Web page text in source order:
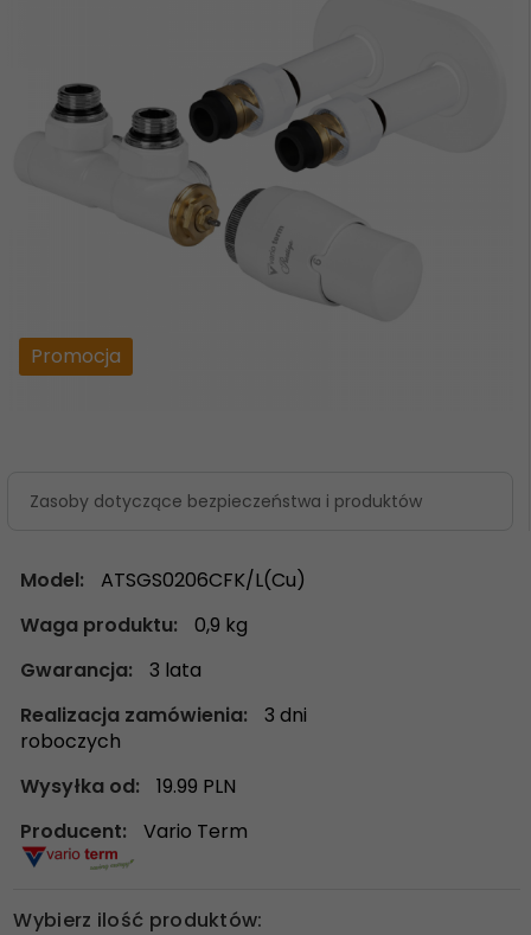
Promocja
Zasoby dotyczące bezpieczeństwa i produktów
Model:
ATSGS0206CFK/L(Cu)
Waga produktu:
0,9 kg
Gwarancja:
3 lata
Realizacja zamówienia:
3 dni
roboczych
Wysyłka od:
19.99 PLN
Producent:
Vario Term
Wybierz ilość produktów: